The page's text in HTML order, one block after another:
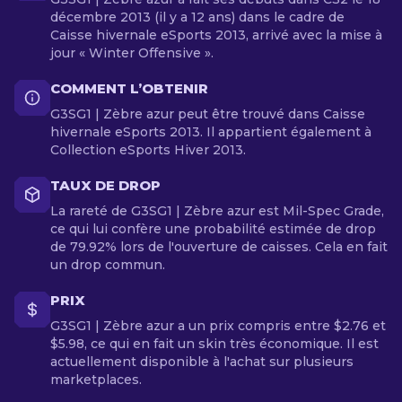
décembre 2013 (il y a 12 ans) dans le cadre de
Caisse hivernale eSports 2013, arrivé avec la mise à
jour « Winter Offensive ».
COMMENT L’OBTENIR
G3SG1 | Zèbre azur peut être trouvé dans Caisse
hivernale eSports 2013. Il appartient également à
Collection eSports Hiver 2013.
TAUX DE DROP
La rareté de G3SG1 | Zèbre azur est Mil-Spec Grade,
ce qui lui confère une probabilité estimée de drop
de 79.92% lors de l'ouverture de caisses. Cela en fait
un drop commun.
PRIX
G3SG1 | Zèbre azur a un prix compris entre $2.76 et
$5.98, ce qui en fait un skin très économique. Il est
actuellement disponible à l'achat sur plusieurs
marketplaces.